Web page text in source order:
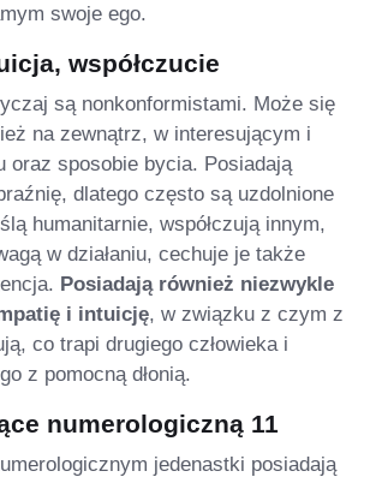
swoje ego.
współczucie
są nonkonformistami. Może się
na zewnątrz, w interesującym i
oraz sposobie bycia. Posiadają
dlatego często są uzdolnione
humanitarnie, współczują innym,
w działaniu, cechuje je także
Posiadają również niezwykle
i intuicję, w związku z czym z
co trapi drugiego człowieka i
z pomocną dłonią.
numerologiczną 11
jedenastki posiadają